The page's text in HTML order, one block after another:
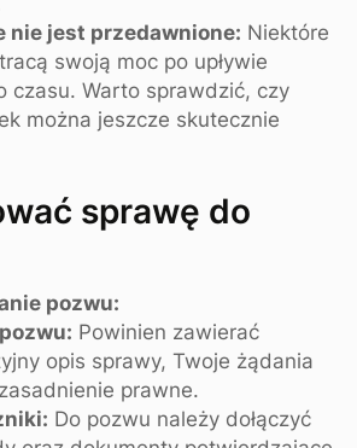
nie jest przedawnione: Niektóre
swoją moc po upływie
czasu. Warto sprawdzić, czy
można jeszcze skutecznie
sprawę do
pozwu:
Powinien zawierać
opis sprawy, Twoje żądania
prawne.
Do pozwu należy dołączyć